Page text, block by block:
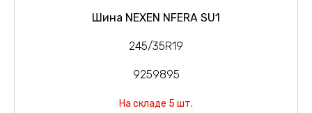
Шина NEXEN NFERA SU1
245/35R19
9259895
На складе 5 шт.